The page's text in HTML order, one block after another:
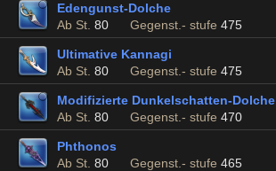
Edengunst-Dolche
Ab St. 80 Gegenst.- stufe 475
Ultimative Kannagi
Ab St. 80 Gegenst.- stufe 475
Modifizierte Dunkelschatten-Dolche
Ab St. 80 Gegenst.- stufe 470
Phthonos
Ab St. 80 Gegenst.- stufe 465